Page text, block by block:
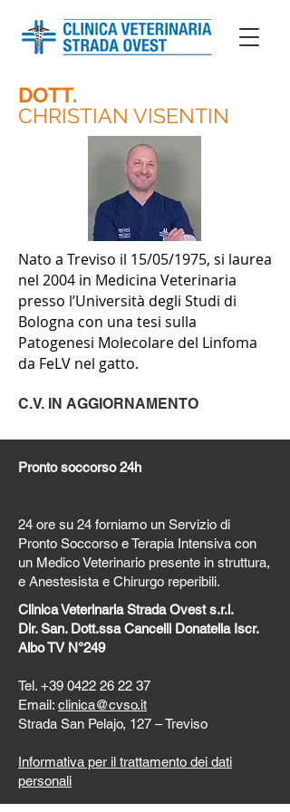
DOTT.
CHRISTIAN VISENTIN
Nato a Treviso il 15/05/1975, si laurea
nel 2004 in Medicina Veterinaria
presso l’Università degli Studi di
Bologna con una tesi sulla
Patogenesi Molecolare del Linfoma
da FeLV nel gatto.
C.V. IN AGGIORNAMENTO
Pronto soccorso 24h
24 ore su 24 forniamo un Servizio di
Pronto Soccorso e Terapia Intensiva con
un Medico Veterinario presente in struttura,
e Anestesista e Chirurgo reperibili.
Clinica Veterinaria Strada Ovest s.r.l.
Dir. San. Dott.ssa Cancelli Donatella Iscr.
Albo TV N°249
Tel. +39 0422 26 22 37
Email: clinica@cvso.it
Strada San Pelajo, 127 – Treviso
Informativa per il trattamento dei dati
personali